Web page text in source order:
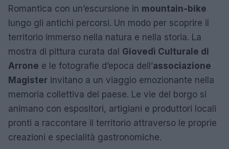
Romantica con un’escursione in mountain-bike
lungo gli antichi percorsi. Un modo per scoprire il
territorio immerso nella natura e nella storia. La
mostra di pittura curata dal Giovedì Culturale di
Arrone e le fotografie d’epoca dell’associazione
Magister invitano a un viaggio emozionante nella
memoria collettiva del paese. Le vie del borgo si
animano con espositori, artigiani e produttori locali
pronti a raccontare il territorio attraverso le proprie
creazioni e specialità gastronomiche.